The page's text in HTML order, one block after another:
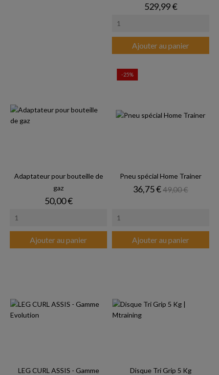
Prix
529,99 €
Ajouter au panier
Adaptateur pour bouteille de
gaz
Prix
50,00 €
Ajouter au panier
Pneu spécial Home Trainer
Prix
36,75 €Prix de base
49,00 €
Ajouter au panier
-25%
LEG CURL ASSIS - Gamme
Disque Tri Grip 5 Kg